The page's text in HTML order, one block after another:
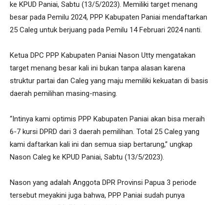
ke KPUD Paniai, Sabtu (13/5/2023). Memiliki target menang
besar pada Pemilu 2024, PPP Kabupaten Paniai mendaftarkan
25 Caleg untuk berjuang pada Pemilu 14 Februari 2024 nanti.
Ketua DPC PPP Kabupaten Paniai Nason Utty mengatakan
target menang besar kali ini bukan tanpa alasan karena
struktur partai dan Caleg yang maju memiliki kekuatan di basis
daerah pemilihan masing-masing.
“Intinya kami optimis PPP Kabupaten Paniai akan bisa meraih
6-7 kursi DPRD dari 3 daerah pemilihan. Total 25 Caleg yang
kami daftarkan kali ini dan semua siap bertarung,” ungkap
Nason Caleg ke KPUD Paniai, Sabtu (13/5/2023).
Nason yang adalah Anggota DPR Provinsi Papua 3 periode
tersebut meyakini juga bahwa, PPP Paniai sudah punya